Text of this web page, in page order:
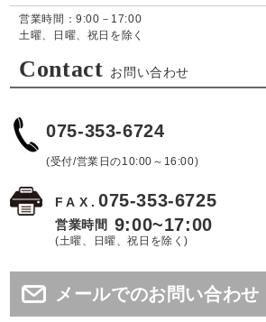
営業時間：9:00－17:00
土曜、日曜、祝日を除く
Contact お問い合わせ
075-353-6724
(受付/営業日の10:00～16:00)
FAX.075-353-6725
営業時間 9:00~17:00
(土曜、日曜、祝日を除く)
メールでのお問い合わせ